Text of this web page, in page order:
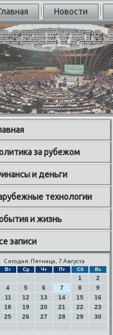
Новости
за рубежом
и деньги
технологии
и жизнь
записи
Сегодня: Пятница, 7 Августа
Вт Ср Чт Пт Сб Вс
1
2
4 5 6 7 8
9
11 12 13 14 15
16
18 19 20 21 22
23
25 26 27 28 29
30